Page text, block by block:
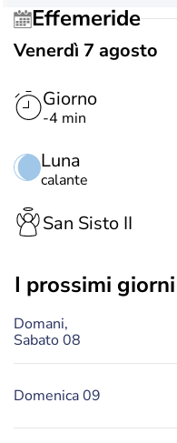
Effemeride
Venerdì 7 agosto
Giorno
-4 min
Luna
calante
San Sisto II
i prossimi giorni
Domani,
Sabato 08
Domenica 09